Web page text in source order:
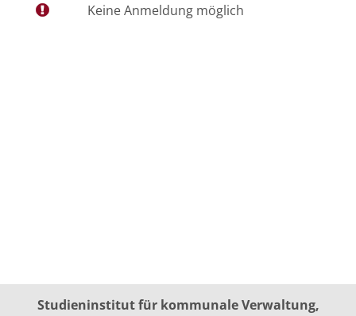
Keine Anmeldung möglich
Studieninstitut für kommunale Verwaltung,